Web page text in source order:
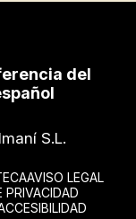
del
S.L.
AVISO LEGAL
PRIVACIDAD